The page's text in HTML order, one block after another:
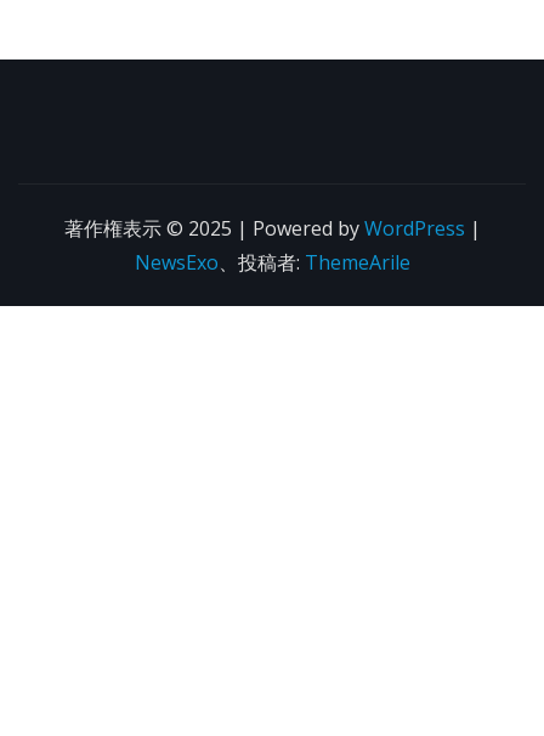
著作権表示 © 2025 | Powered byWordPress |
NewsExo、投稿者: ThemeArile